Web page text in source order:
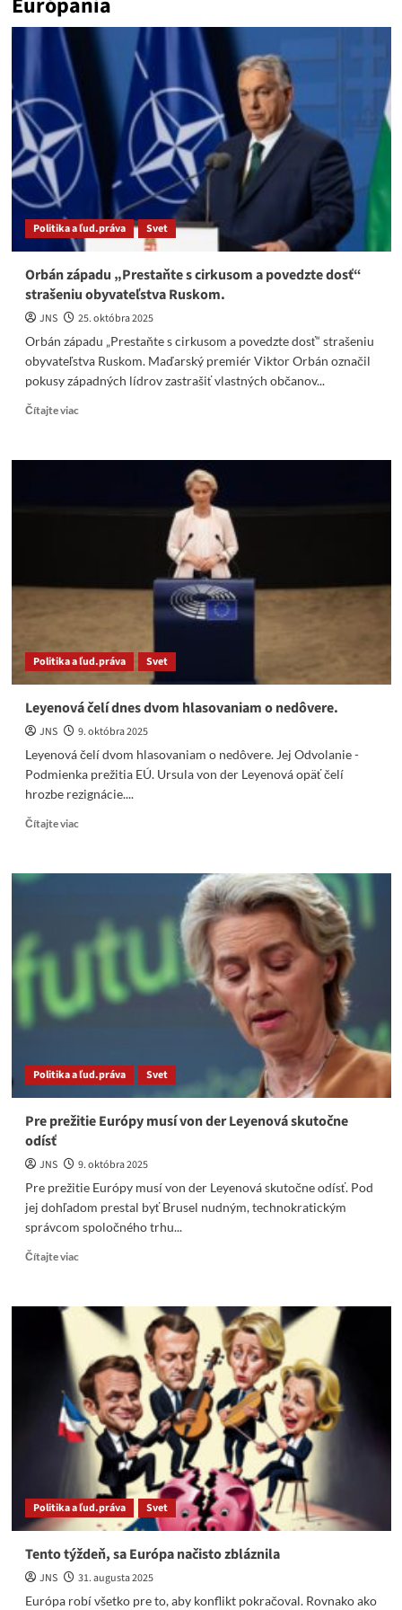
Politika a ľud.práva Svet
Orbán západu „Prestaňte s cirkusom a povedzte dosť“
strašeniu obyvateľstva Ruskom.
JNS
25. októbra 2025
Orbán západu „Prestaňte s cirkusom a povedzte dosť“ strašeniu
obyvateľstva Ruskom. Maďarský premiér Viktor Orbán označil
pokusy západných lídrov zastrašiť vlastných občanov...
Čítajte viacRead
Orbán
strašeniu
Politika a ľud.práva Svet
Leyenová čelí dnes dvom hlasovaniam o nedôvere.
JNS
9. októbra 2025
Leyenová čelí dvom hlasovaniam o nedôvere. Jej Odvolanie -
Podmienka prežitia EÚ. Ursula von der Leyenová opäť čelí
hrozbe rezignácie....
Čítajte viacRead
Leyenová
dvom
hlasovaniam
Politika a ľud.práva Svet
Pre prežitie Európy musí von der Leyenová skutočne
odísť
JNS
9. októbra 2025
Pre prežitie Európy musí von der Leyenová skutočne odísť. Pod
jej dohľadom prestal byť Brusel nudným, technokratickým
správcom spoločného trhu...
Čítajte viacRead
Pre
prežitie
musí
von
der
Leyenová
skutočne
odísť
Politika a ľud.práva Svet
Tento týždeň, sa Európa načisto zbláznila
JNS
31. augusta 2025
Európa robí všetko pre to, aby konflikt pokračoval. Rovnako ako